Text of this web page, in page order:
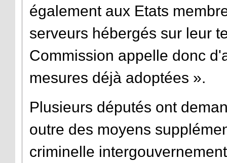
également aux Etats
serveurs hébergés sur leur
Commission appelle donc
mesures déjà adoptées ».
Plusieurs députés ont
outre des moyens
criminelle